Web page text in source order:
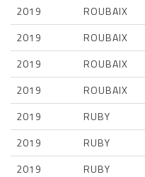
2019
ROUBAIX
2019
ROUBAIX
2019
ROUBAIX
2019
ROUBAIX
2019
RUBY
2019
RUBY
2019
RUBY